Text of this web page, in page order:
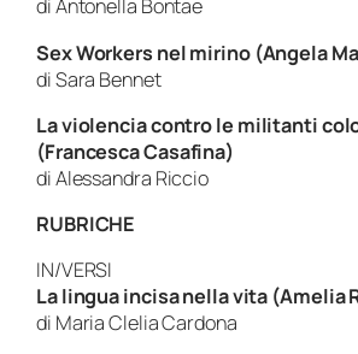
di Antonella Bontae
Sex Workers nel mirino (Angela
di Sara Bennet
Laviolenciacontro le militanti
(Francesca Casafina)
di Alessandra Riccio
RUBRICHE
IN/VERSI
La lingua incisa nella vita (Amelia
di Maria Clelia Cardona